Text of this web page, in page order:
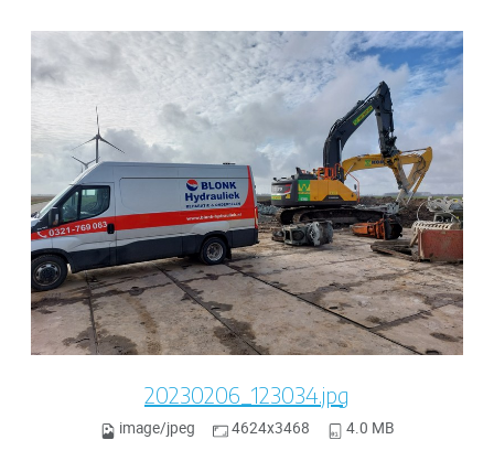
20230206_123034.jpg
image/jpeg 4624x3468 4.0 MB